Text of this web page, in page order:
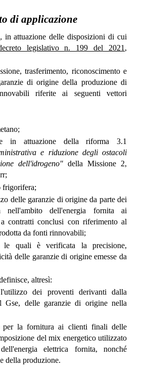
di applicazione
in attuazione delle disposizioni di cui
legislativo n. 199 del 2021 ,
trasferimento, riconoscimento e
di origine della produzione di
riferite ai seguenti vettori
in attuazione della riforma 3.1
e riduzione degli ostacoli
dell'idrogeno" della Missione 2,
frigorifera;
delle garanzie di origine da parte dei
dell'energia fornita ai
contratti conclusi con riferimento al
da fonti rinnovabili;
quali è verificata la precisione,
delle garanzie di origine emesse da
altresì:
dei proventi derivanti dalla
Gse, delle garanzie di origine nella
la fornitura ai clienti finali delle
del mix energetico utilizzato
elettrica fornita, nonché
della produzione.